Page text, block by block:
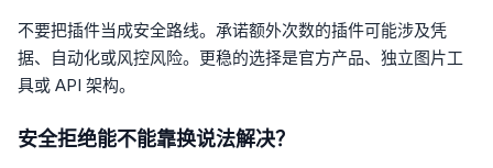
不要把插件当成安全路线。承诺额外次数的插件可能涉及凭
据、自动化或风控风险。更稳的选择是官方产品、独立图片工
具或 API 架构。
安全拒绝能不能靠换说法解决？